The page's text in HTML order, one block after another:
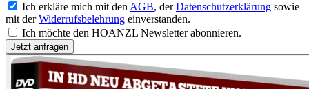
Ich erkläre mich mit den AGB, derDatenschutzerklärung sowie
mit derWiderrufsbelehrung einverstanden.
Ich möchte den HOANZL Newsletter abonnieren.